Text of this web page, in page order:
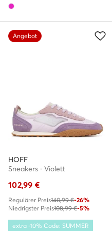
Angebot
HOFF
Sneakers · Violett
102,99 €
Regulärer Preis140,99 €-26%
Niedrigster Preis108,99 €-5%
extra -10% Code: SUMMER